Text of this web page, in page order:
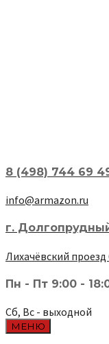
8 (498) 744 69
info@armazon.ru
г.
Лихачёвский проезд
Пн - Пт 9:00 -
Сб, Вс - выходной
МЕНЮ